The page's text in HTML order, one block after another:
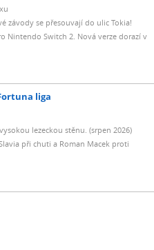
závody se přesouvají do ulic Tokia!
Nintendo Switch 2. Nová verze dorazí v
liga
lezeckou stěnu. (srpen 2026)
při chuti a Roman Macek proti